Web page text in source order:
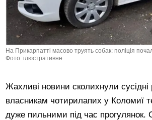
На Прикарпатті масово труять собак: поліція
Фото: ілюстративне
Жахливі новини сколихнули сусідні
власникам чотирилапих у Коломиї
дуже пильними під час